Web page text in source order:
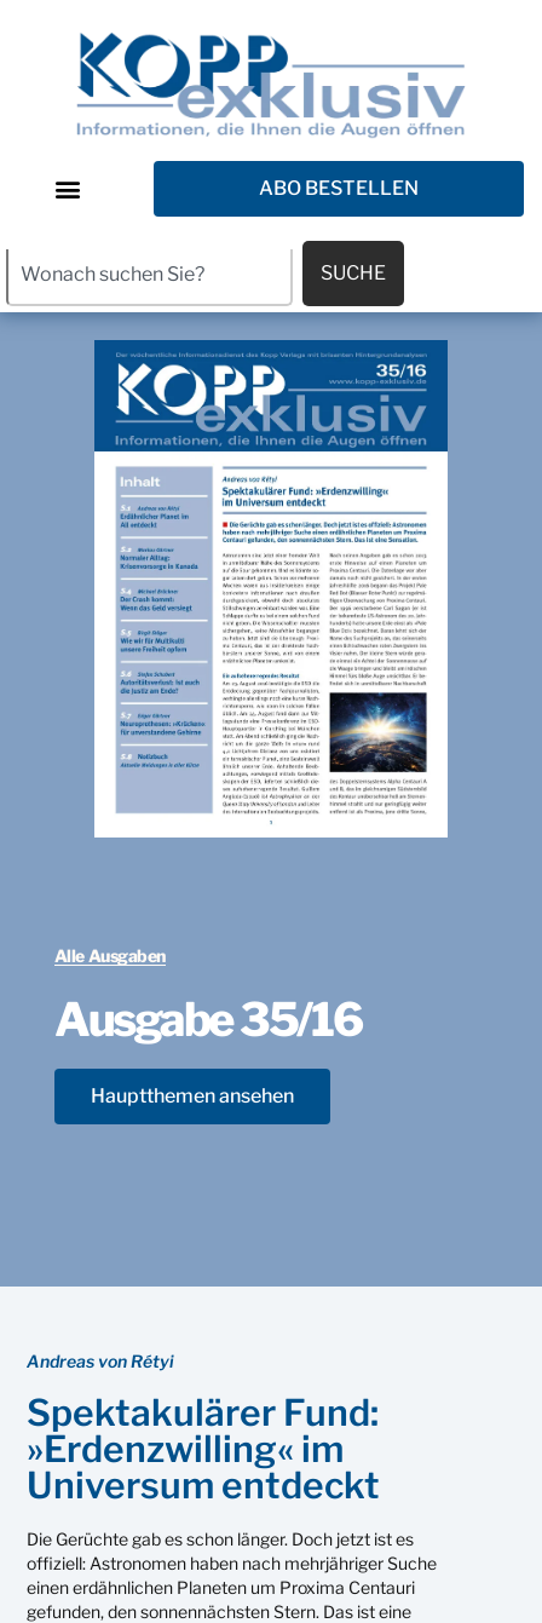
ABO BESTELLEN
SUCHE
Alle Ausgaben
Ausgabe 35/16
Hauptthemen ansehen
Andreas von Rétyi
Spektakulärer Fund:
»Erdenzwilling« im
Universum entdeckt
Die Gerüchte gab es schon länger. Doch jetzt ist es
offiziell: Astronomen haben nach mehrjähriger Suche
einen erdähnlichen Planeten um Proxima Centauri
gefunden, den sonnennächsten Stern. Das ist eine